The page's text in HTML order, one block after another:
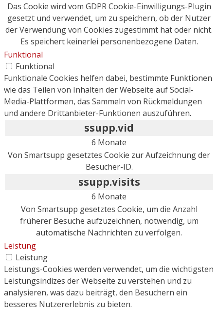
Das Cookie wird vom GDPR Cookie-Einwilligungs-Plugin
gesetzt und verwendet, um zu speichern, ob der Nutzer
der Verwendung von Cookies zugestimmt hat oder nicht.
Es speichert keinerlei personenbezogene Daten.
Funktional
Funktional
Funktionale Cookies helfen dabei, bestimmte Funktionen
wie das Teilen von Inhalten der Webseite auf Social-
Media-Plattformen, das Sammeln von Rückmeldungen
und andere Drittanbieter-Funktionen auszuführen.
ssupp.vid
6 Monate
Von Smartsupp gesetztes Cookie zur Aufzeichnung der
Besucher-ID.
ssupp.visits
6 Monate
Von Smartsupp gesetztes Cookie, um die Anzahl
früherer Besuche aufzuzeichnen, notwendig, um
automatische Nachrichten zu verfolgen.
Leistung
Leistung
Leistungs-Cookies werden verwendet, um die wichtigsten
Leistungsindizes der Webseite zu verstehen und zu
analysieren, was dazu beiträgt, den Besuchern ein
besseres Nutzererlebnis zu bieten.